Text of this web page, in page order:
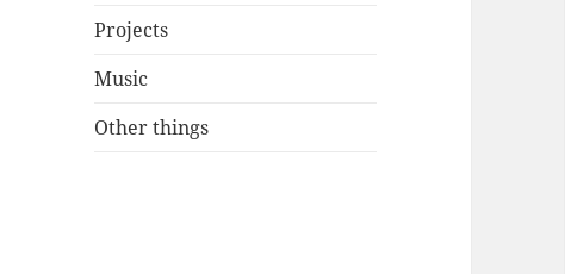
Projects
Music
Other things